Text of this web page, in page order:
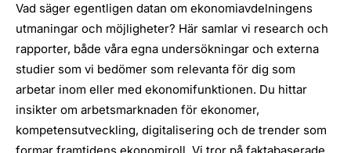
Vad säger egentligen datan om ekonomiavdelningens
utmaningar och möjligheter? Här samlar vi research och
rapporter, både våra egna undersökningar och externa
studier som vi bedömer som relevanta för dig som
arbetar inom eller med ekonomifunktionen. Du hittar
insikter om arbetsmarknaden för ekonomer,
kompetensutveckling, digitalisering och de trender som